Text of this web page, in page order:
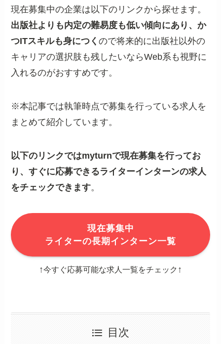
現在募集中の企業は以下のリンクから探せます。
出版社よりも内定の難易度も低い傾向にあり、か
つITスキルも身につくので将来的に出版社以外の
キャリアの選択肢も残したいならWeb系も視野に
入れるのがおすすめです。
※本記事では執筆時点で募集を行っている求人を
まとめて紹介しています。
以下のリンクではmyturnで現在募集を行ってお
り、すぐに応募できるライターインターンの求人
をチェックできます。
現在募集中
ライターの長期インターン一覧
↑今すぐ応募可能な求人一覧をチェック ↑
目次